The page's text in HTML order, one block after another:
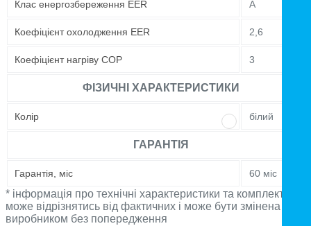
Клас енергозбереження EER A
Коефіцієнт охолодження EER 2,6
Коефіцієнт нагріву COP 3
ФІЗИЧНІ ХАРАКТЕРИСТИКИ
Колір білий
ГАРАНТІЯ
Гарантія, міс 60 міс
* інформація про технічні характеристики та комплектацію
може відрізнятись від фактичних і може бути змінена
виробником без попередження